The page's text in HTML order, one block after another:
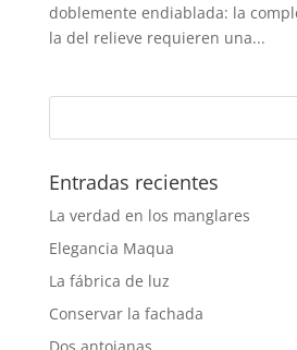
doblemente endiablada: la
la del relieve requieren una...
Entradas recientes
La verdad en los manglares
Elegancia Maqua
La fábrica de luz
Conservar la fachada
Dos antojanas